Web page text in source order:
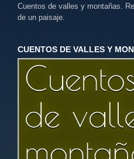
Cuentos de valles y montañas.
de un paisaje.
CUENTOS DE VALLES Y